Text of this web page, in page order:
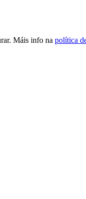
Máis info na política